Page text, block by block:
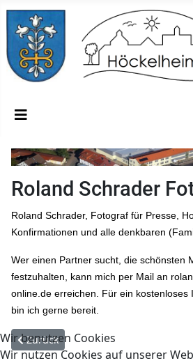
Roland Schrader
Roland Schrader, Fotograf für Presse,
Konfirmationen und alle denkbaren
Wer einen Partner sucht, die schönsten
festzuhalten, kann mich per Mail an
online.de erreichen. Für ein kostenloses
bin ich gerne bereit.
Vorheriger Beitrag: Hannelore und
Zurück
Wir benutzen Cookies
Wir nutzen Cookies auf unserer